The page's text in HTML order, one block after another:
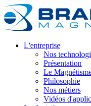
L'entreprise
Nos
Présentation
Le
Philosophie
Nos métiers
Vidéos